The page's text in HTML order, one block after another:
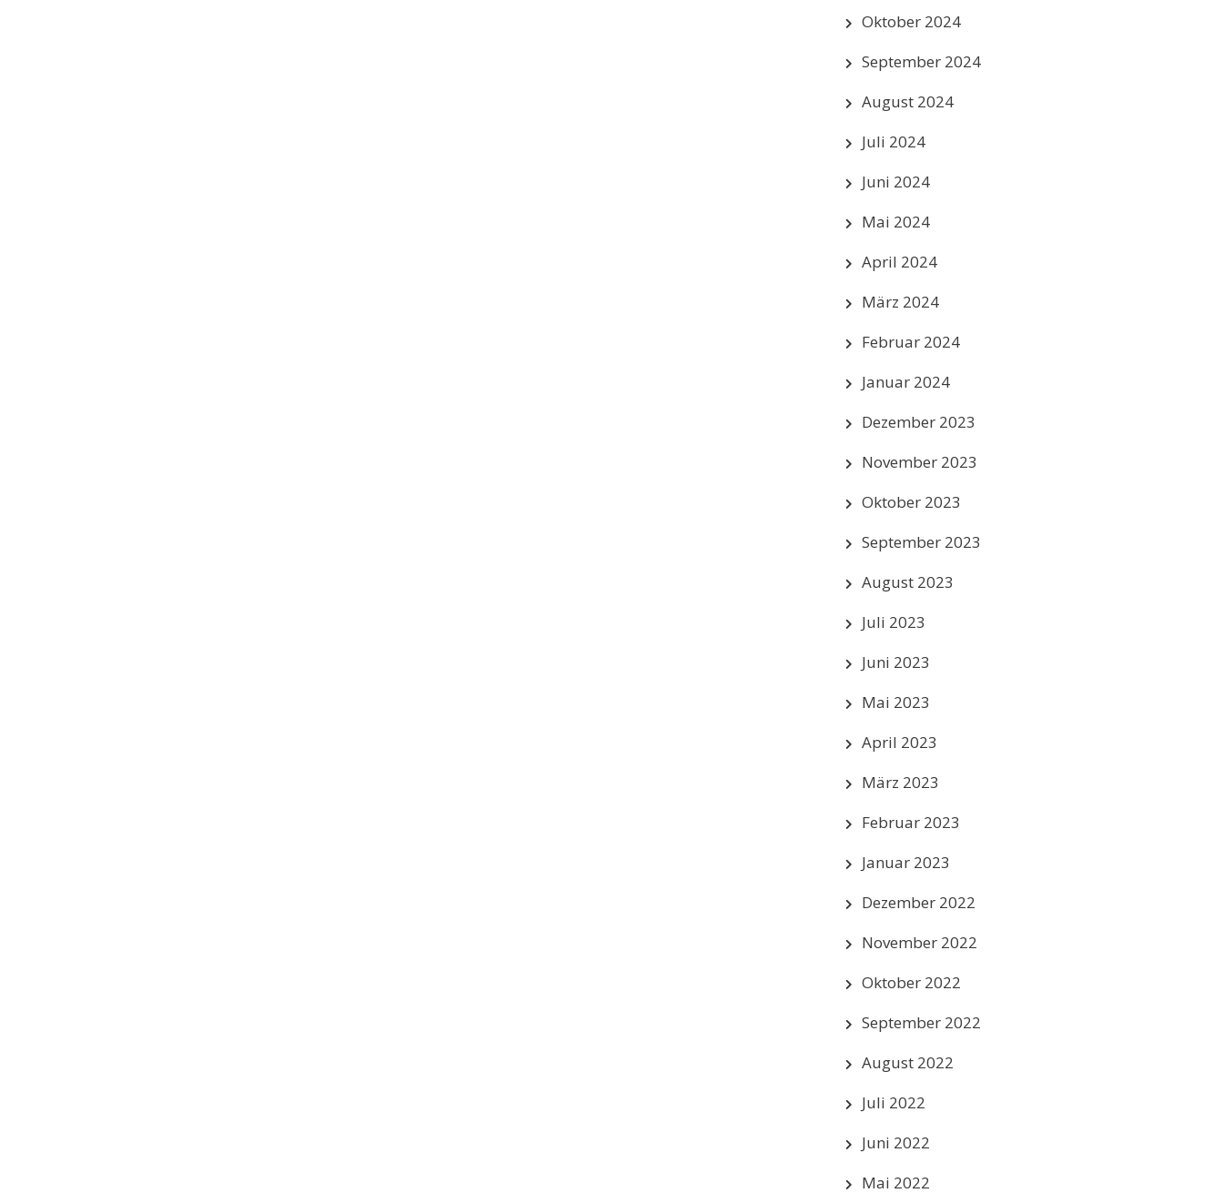
Oktober 2024
September 2024
August 2024
Juli 2024
Juni 2024
Mai 2024
April 2024
März 2024
Februar 2024
Januar 2024
Dezember 2023
November 2023
Oktober 2023
September 2023
August 2023
Juli 2023
Juni 2023
Mai 2023
April 2023
März 2023
Februar 2023
Januar 2023
Dezember 2022
November 2022
Oktober 2022
September 2022
August 2022
Juli 2022
Juni 2022
Mai 2022